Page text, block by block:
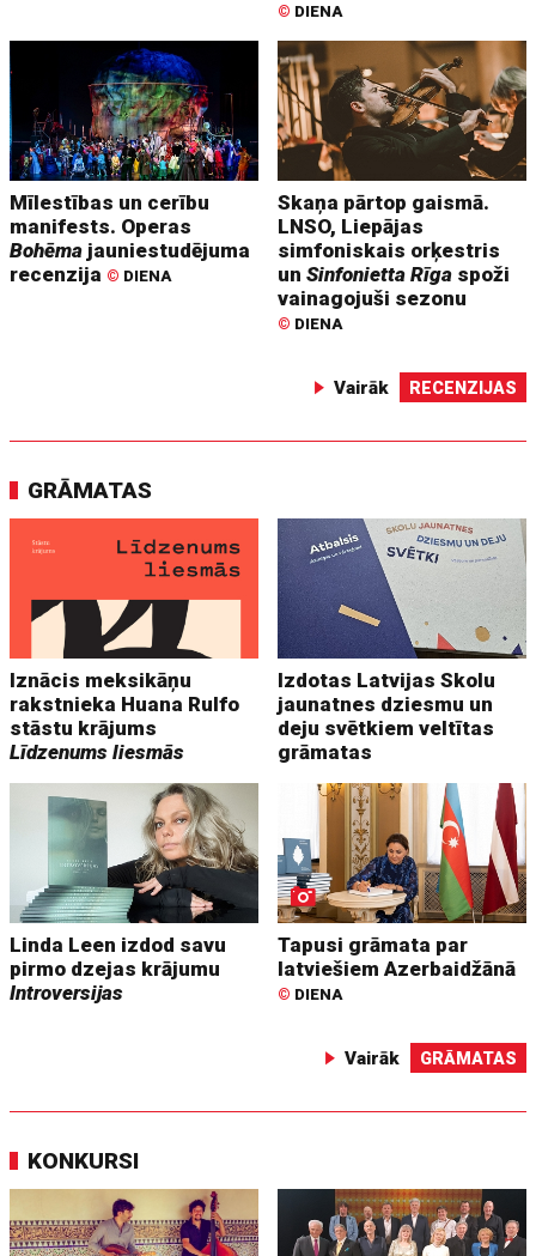
© DIENA
Mīlestības un cerību
manifests. Operas
Bohēma jauniestudējuma
recenzija © DIENA
Skaņa pārtop gaismā.
LNSO, Liepājas
simfoniskais orķestris
unSinfonietta Rīga spoži
vainagojuši sezonu
© DIENA
Vairāk RECENZIJAS
GRĀMATAS
Iznācis meksikāņu
rakstnieka Huana Rulfo
stāstu krājums
Līdzenums liesmās
Izdotas Latvijas Skolu
jaunatnes dziesmu un
deju svētkiem veltītas
grāmatas
Linda Leen izdod savu
pirmo dzejas krājumu
Introversijas
Tapusi grāmata par
latviešiem Azerbaidžānā
© DIENA
Vairāk GRĀMATAS
KONKURSI